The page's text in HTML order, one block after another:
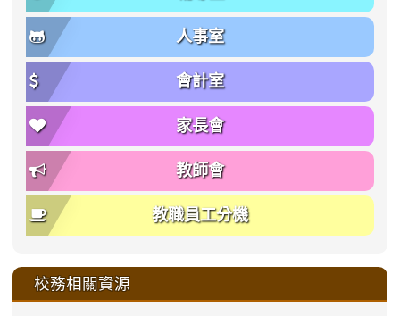
人事室
會計室
家長會
教師會
教職員工分機
校務相關資源